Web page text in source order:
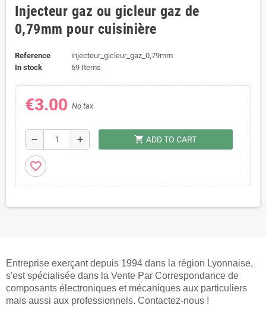
Injecteur gaz ou gicleur gaz de
0,79mm pour cuisinière
Reference
injecteur_gicleur_gaz_0,79mm
In stock
69 Items
€3.00 No tax
remove add shopping_cart ADD TO CART
favorite_border
Entreprise exerçant depuis 1994 dans la région Lyonnaise,
s'est spécialisée dans la Vente Par Correspondance de
composants électroniques et mécaniques aux particuliers
mais aussi aux professionnels. Contactez-nous !